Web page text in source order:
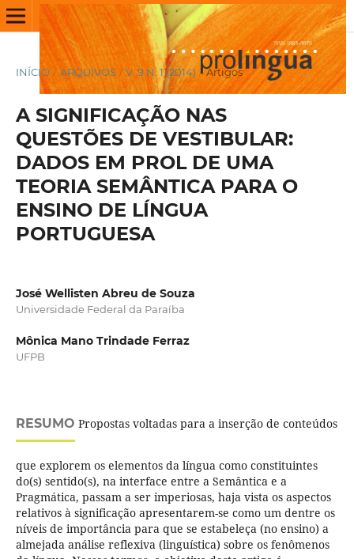
INÍCIO / ARQUIVOS / V. 9 N. 1 (2014) / Artigos
A SIGNIFICAÇÃO NAS
QUESTÕES DE VESTIBULAR:
DADOS EM PROL DE UMA
TEORIA SEMÂNTICA PARA O
ENSINO DE LÍNGUA
PORTUGUESA
José Wellisten Abreu de Souza
Universidade Federal da Paraíba
Mônica Mano Trindade Ferraz
UFPB
RESUMO Propostas voltadas para a inserção de conteúdos
que explorem os elementos da língua como constituintes
do(s) sentido(s), na interface entre a Semântica e a
Pragmática, passam a ser imperiosas, haja vista os aspectos
relativos à significação apresentarem-se como um dentre os
níveis de importância para que se estabeleça (no ensino) a
almejada análise reflexiva (linguística) sobre os fenômenos